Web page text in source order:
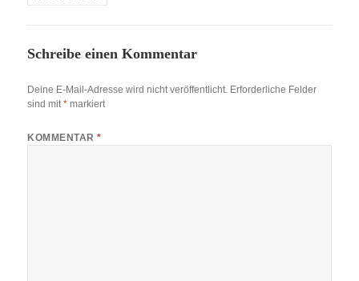
Schreibe einen Kommentar
Deine E-Mail-Adresse wird nicht veröffentlicht. Erforderliche Felder
sind mit* markiert
KOMMENTAR*